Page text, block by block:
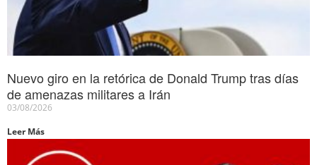
Nuevo giro en la retórica de Donald Trump tras días
de amenazas militares a Irán
03/08/2026
Leer Más